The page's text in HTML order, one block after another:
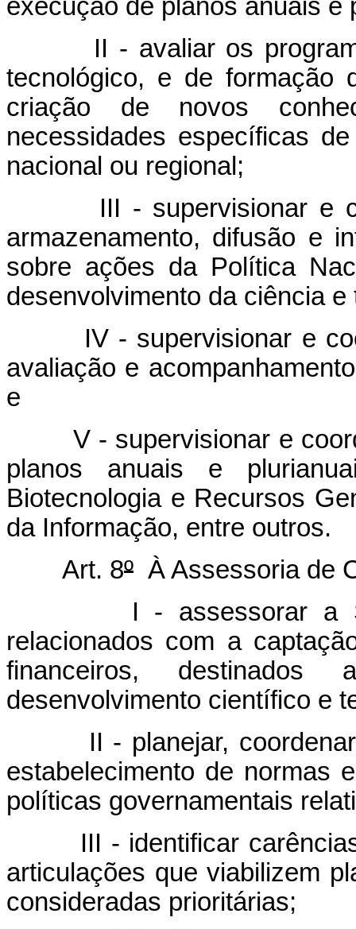
execução de planos anuais e
II - avaliar os
tecnológico, e de formação
criação de novos
necessidades específicas
nacional ou regional;
III - supervisionar e
armazenamento, difusão e
sobre ações da Política
desenvolvimento da ciência e
IV - supervisionar e
avaliação e
e
V - supervisionar e
planos anuais e
Biotecnologia e Recursos
da Informação, entre outros.
Art. 8º À Assessoria de
I - assessorar a
relacionados com a
financeiros,
desenvolvimento científico e
II - planejar, coordenar e
estabelecimento de normas
políticas governamentais
III - identificar carências
articulações que viabilizem
consideradas prioritárias;